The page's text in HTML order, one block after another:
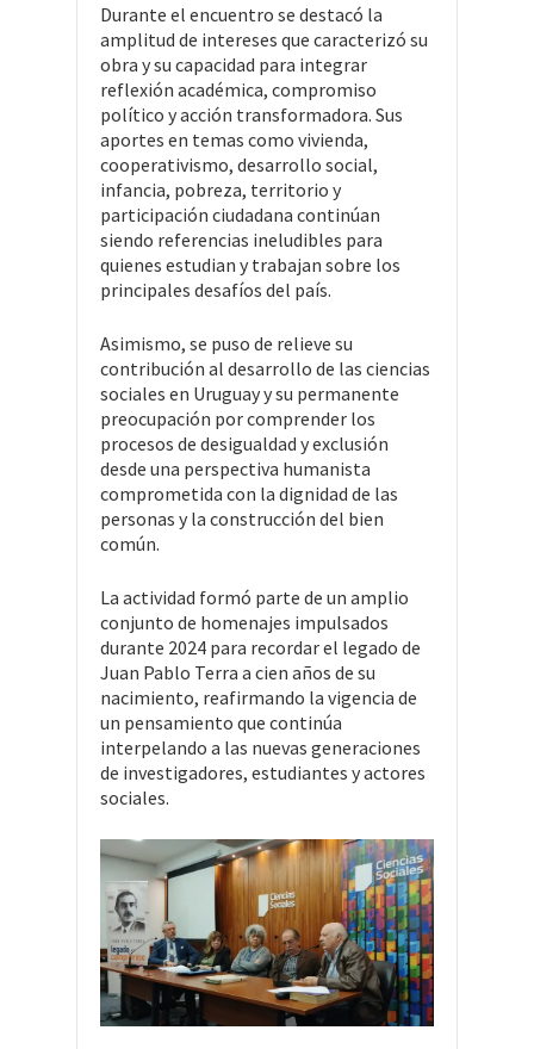
Durante el encuentro se destacó la
amplitud de intereses que caracterizó su
obra y su capacidad para integrar
reflexión académica, compromiso
político y acción transformadora. Sus
aportes en temas como vivienda,
cooperativismo, desarrollo social,
infancia, pobreza, territorio y
participación ciudadana continúan
siendo referencias ineludibles para
quienes estudian y trabajan sobre los
principales desafíos del país.
Asimismo, se puso de relieve su
contribución al desarrollo de las ciencias
sociales en Uruguay y su permanente
preocupación por comprender los
procesos de desigualdad y exclusión
desde una perspectiva humanista
comprometida con la dignidad de las
personas y la construcción del bien
común.
La actividad formó parte de un amplio
conjunto de homenajes impulsados
durante 2024 para recordar el legado de
Juan Pablo Terra a cien años de su
nacimiento, reafirmando la vigencia de
un pensamiento que continúa
interpelando a las nuevas generaciones
de investigadores, estudiantes y actores
sociales.